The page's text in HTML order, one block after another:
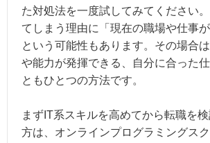
た対処法を一度試してみてください
てしまう理由に「現在の職場や仕事が
という可能性もあります。その場合
や能力が発揮できる、自分に合った
ともひとつの方法です。
まずIT系スキルを高めてから転職を
方は、オンラインプログラミングスク